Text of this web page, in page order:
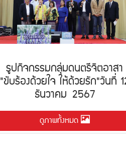
รูปกิจกรรมกลุ่มดนตรีจิตอาสา
"ขับร้องด้วยใจ ให้ด้วยรัก"วันที่
ธันวาคม 2567
ดูภาพทั้งหมด